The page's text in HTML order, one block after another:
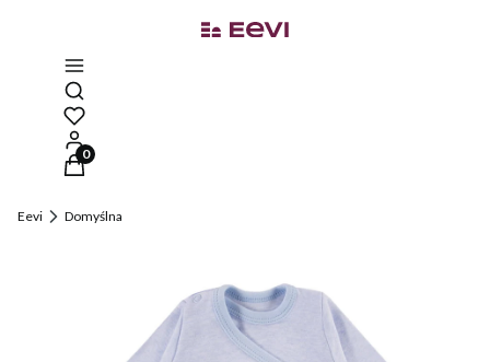
Otwórz wyszukiwarkę
Produkty w koszyku: 0. Zobacz szczegóły
Eevi Domyślna